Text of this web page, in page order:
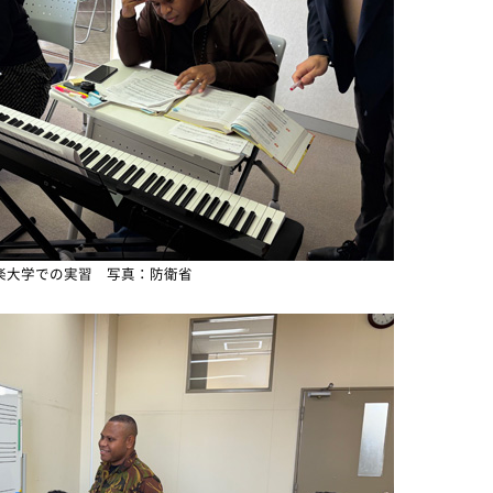
大学での実習 写真：防衛省